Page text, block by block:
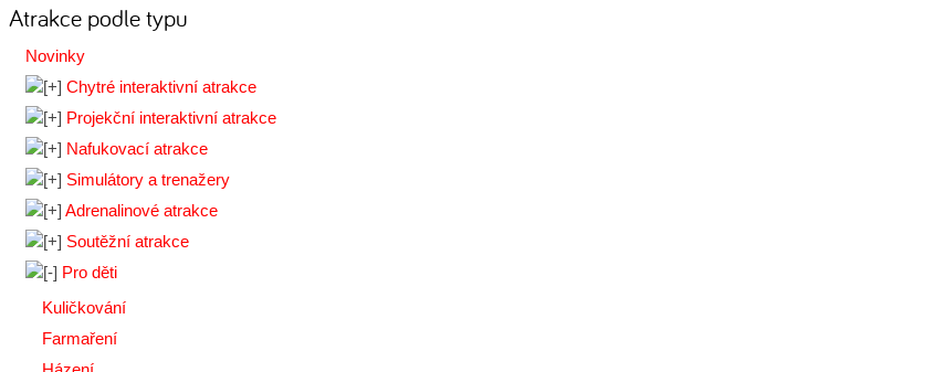
Atrakce podle typu
Novinky
Chytré interaktivní atrakce
Projekční interaktivní atrakce
Nafukovací atrakce
Simulátory a trenažery
Adrenalinové atrakce
Soutěžní atrakce
Pro děti
Kuličkování
Farmaření